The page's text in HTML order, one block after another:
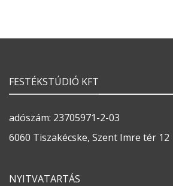
FESTÉKSTÚDIÓ KFT
adószám: 23705971-2-03
6060 Tiszakécske, Szent Imre tér 12
NYITVATARTÁS